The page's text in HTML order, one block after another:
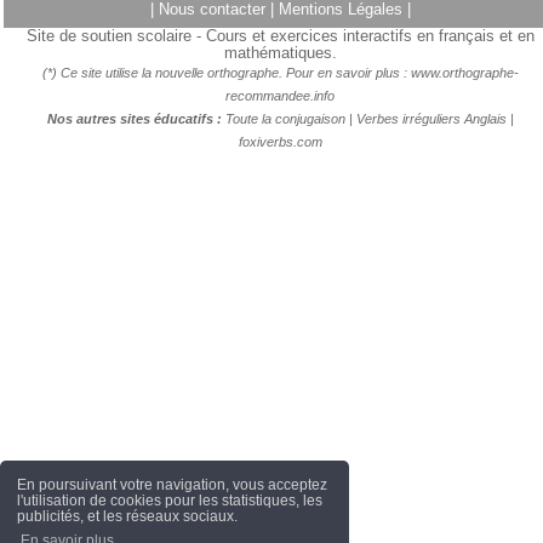
En poursuivant votre navigation, vous acceptez
l'utilisation de cookies pour les statistiques, les
publicités, et les réseaux sociaux.
Nous contacter Mentions Légales
Site de soutien scolaire - Cours et exercices interactifs en français et en
mathématiques.
(*) Ce site utilise la nouvelle orthographe. Pour en savoir plus : www.orthographe-
recommandee.info
Nos autres sites éducatifs : Toute la conjugaison| Verbes irréguliers Anglais
foxiverbs.com